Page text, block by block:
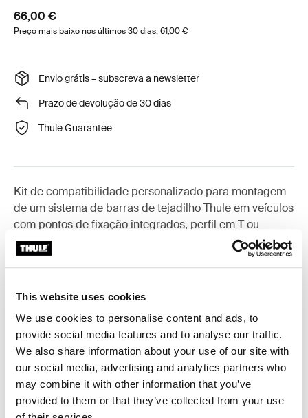
This website uses cookies
We use cookies to personalise content and ads, to
provide social media features and to analyse our traffic.
We also share information about your use of our site with
our social media, advertising and analytics partners who
may combine it with other information that you’ve
provided to them or that they’ve collected from your use
66,00 €
Preço mais baixo nos últimos 30 dias: 61,00 €
Envio grátis – subscreva a newsletter
Prazo de devolução de 30 dias
Thule Guarantee
Kit de compatibilidade personalizado para montagem
de um sistema de barras de tejadilho Thule em veículos
com pontos de fixação integrados, perfil em T ou
pontos de fixação nas barras para instalação
personalizada.
Todas as características
Toggle techspec
Especificações técnicas